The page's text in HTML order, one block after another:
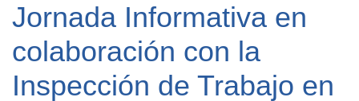
Jornada Informativa en
colaboración con la
Inspección de Trabajo en